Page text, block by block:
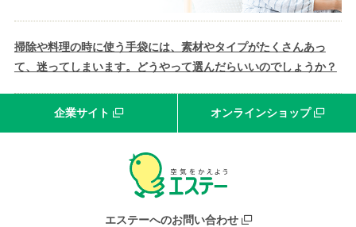
掃除や料理の時に使う手袋には、素材やタイプがたくさんあっ
て、迷ってしまいます。どうやって選んだらいいのでしょうか？
企業サイト オンラインショップ
エステーへのお問い合わせ